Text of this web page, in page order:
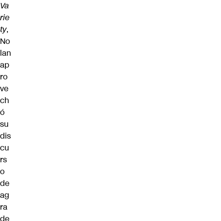
Va
rie
ty,
No
lan
ap
ro
ve
ch
ó
su
dis
cu
rs
o
de
ag
ra